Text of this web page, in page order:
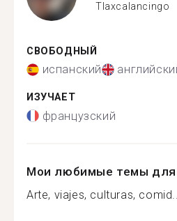
Tlaxcalancingo
СВОБОДНЫЙ
испанский
ИЗУЧАЕТ
французский
Мои любимые темы для
Arte, viajes, culturas, comid...